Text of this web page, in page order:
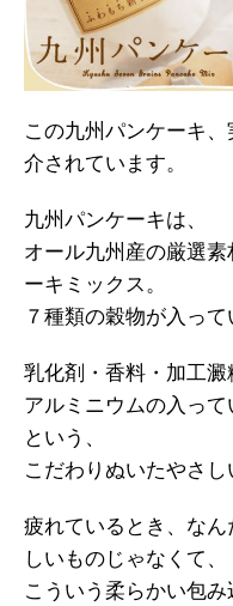
この九州パンケーキ
介されています。
九州パンケーキは、
オール九州産の厳選
ーキミックス。
７種類の穀物が入っ
乳化剤・香料・加工澱
アルミニウムの入っ
という、
こだわりぬいたやさし
疲れているとき、な
しいものじゃなくて、
こういう柔らかい包